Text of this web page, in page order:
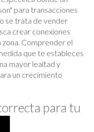
para transacciones
se trata de vender
crear conexiones
zona. Comprender el
que te estableces
mayor lealtad y
un crecimiento
para tu